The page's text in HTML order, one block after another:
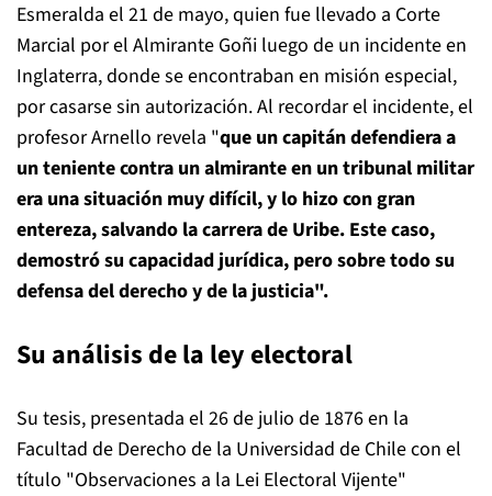
Esmeralda el 21 de mayo, quien fue llevado a Corte
Marcial por el Almirante Goñi luego de un incidente en
Inglaterra, donde se encontraban en misión especial,
por casarse sin autorización. Al recordar el incidente, el
profesor Arnello revela "que un capitán defendiera a
un teniente contra un almirante en un tribunal militar
era una situación muy difícil, y lo hizo con gran
entereza, salvando la carrera de Uribe. Este caso,
demostró su capacidad jurídica, pero sobre todo su
defensa del derecho y de la justicia".
Su análisis de la ley electoral
Su tesis, presentada el 26 de julio de 1876 en la
Facultad de Derecho de la Universidad de Chile con el
título "Observaciones a la Lei Electoral Vijente"